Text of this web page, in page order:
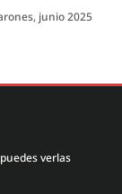
junio 2025
verlas